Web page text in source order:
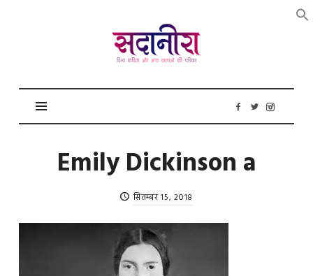
सदानीरा
Emily Dickinson a
सितम्बर 15, 2018